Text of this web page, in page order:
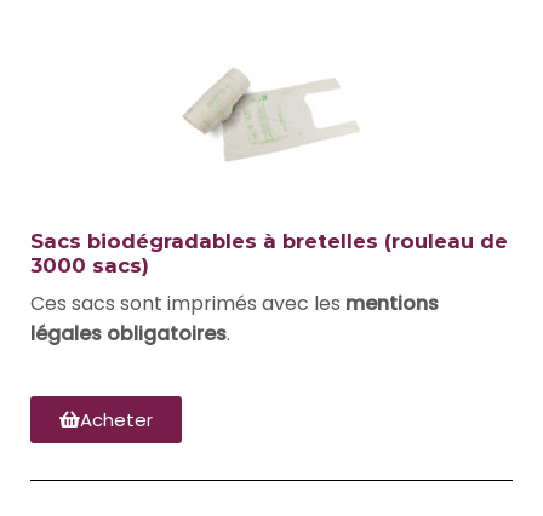
Sacs biodégradables à bretelles (rouleau de
3000 sacs)
Ces sacs sont imprimés avec les mentions
légales obligatoires.
Acheter